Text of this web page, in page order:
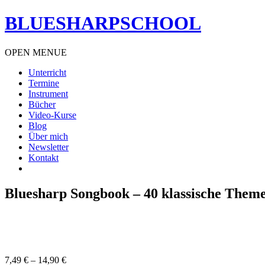
BLUESHARPSCHOOL
OPEN MENUE
Unterricht
Termine
Instrument
Bücher
Video-Kurse
Blog
Über mich
Newsletter
Kontakt
Bluesharp Songbook – 40 klassische
7,49 € – 14,90 €